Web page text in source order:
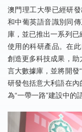
澳門理工大學已經研
和中葡英語音識別同
庫，並已推出一系列已
使用的科研產品。在
創造更多科技成果，助
言大數據庫，並將開發
研發包括意大利語在內
為“一帶一路”建設中的